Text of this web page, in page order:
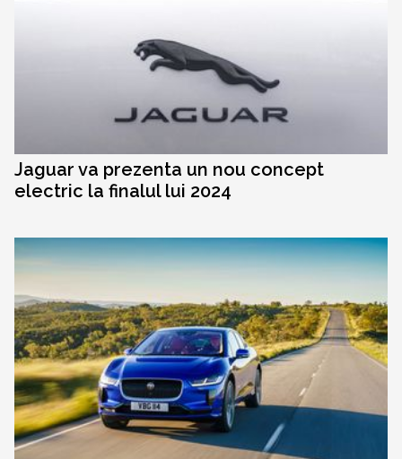
Jaguar va prezenta un nou concept
electric la finalul lui 2024